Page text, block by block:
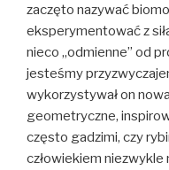
zaczęto nazywać
eksperymentować z
nieco „odmienne” od
jesteśmy
wykorzystywał on
geometryczne,
często gadzimi, czy
człowiekiem niezwykle